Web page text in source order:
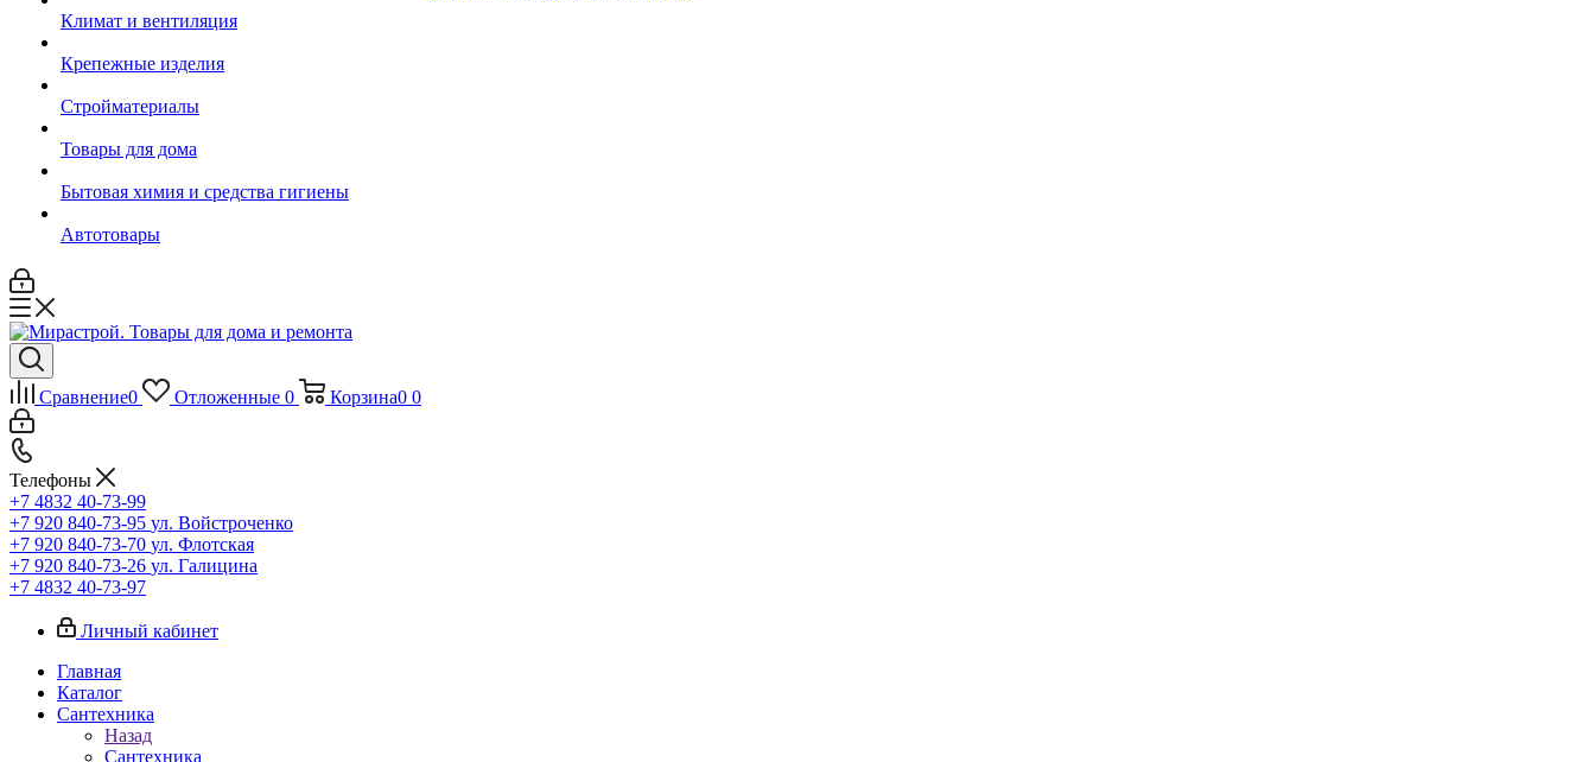
Климат и вентиляция
Крепежные изделия
Стройматериалы
Товары для дома
Бытовая химия и средства гигиены
Автотовары
Сравнение0 Отложенные 0 Корзина0 0
Телефоны
+7 4832 40-73-99
+7 920 840-73-95 ул. Войстроченко
+7 920 840-73-70 ул. Флотская
+7 920 840-73-26 ул. Галицина
+7 4832 40-73-97
Личный кабинет
Главная
Каталог
Сантехника
Назад
Сантехника